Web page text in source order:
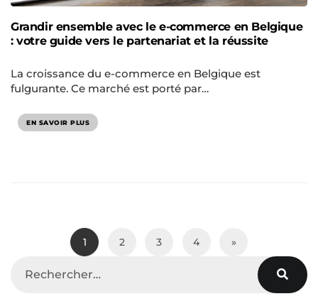
Grandir ensemble avec le e-commerce en Belgique
: votre guide vers le partenariat et la réussite
La croissance du e-commerce en Belgique est
fulgurante. Ce marché est porté par…
EN SAVOIR PLUS
1 2 3 4 »